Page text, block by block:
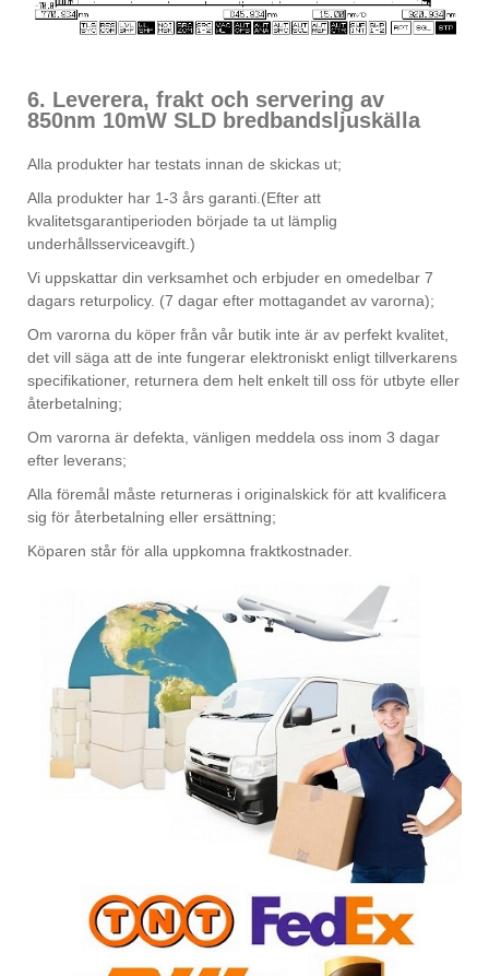
6. Leverera, frakt och servering av
850nm 10mW SLD bredbandsljuskälla
Alla produkter har testats innan de skickas ut;
Alla produkter har 1-3 års garanti.(Efter att
kvalitetsgarantiperioden började ta ut lämplig
underhållsserviceavgift.)
Vi uppskattar din verksamhet och erbjuder en omedelbar 7
dagars returpolicy. (7 dagar efter mottagandet av varorna);
Om varorna du köper från vår butik inte är av perfekt kvalitet,
det vill säga att de inte fungerar elektroniskt enligt tillverkarens
specifikationer, returnera dem helt enkelt till oss för utbyte eller
återbetalning;
Om varorna är defekta, vänligen meddela oss inom 3 dagar
efter leverans;
Alla föremål måste returneras i originalskick för att kvalificera
sig för återbetalning eller ersättning;
Köparen står för alla uppkomna fraktkostnader.